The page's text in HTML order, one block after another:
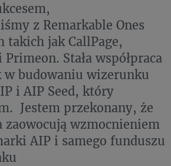
z Remarkable Ones
takich jak CallPage,
Stała współpraca
budowaniu wizerunku
i AIP Seed, który
Jestem przekonany, że
zaowocują wzmocnieniem
AIP i samego funduszu